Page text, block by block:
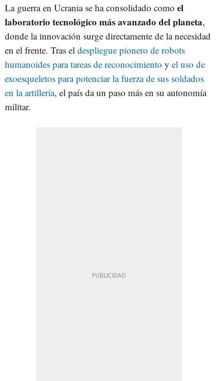
La guerra en Ucrania se ha consolidado como el
laboratorio tecnológico más avanzado del planeta,
donde la innovación surge directamente de la necesidad
en el frente. Tras el despliegue pionero de robots
humanoides para tareas de reconocimiento y el uso de
exoesqueletos para potenciar la fuerza de sus soldados
en la artillería, el país da un paso más en su autonomía
militar.